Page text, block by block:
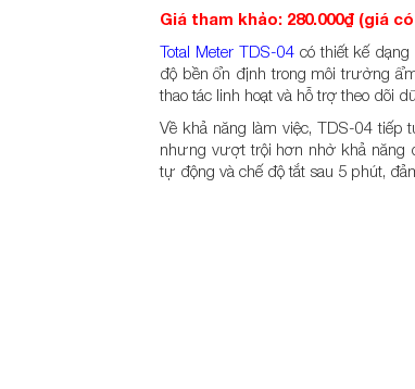
Giá tham khảo: 280.000₫ (giá
Total Meter TDS-04có thiết kế dạng
độ bền ổn định trong môi trường
thao tác linh hoạt và hỗ trợ theo dõi
Về khả năng làm việc, TDS-04
nhưng vượt trội hơn nhờ khả năng
tự động và chế độ tắt sau 5 phút,